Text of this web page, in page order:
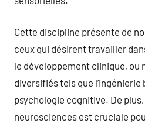
Cette discipline présente de
ceux qui désirent travailler
le développement clinique, ou
diversifiés tels que l’ingénierie
psychologie cognitive. De
neurosciences est cruciale